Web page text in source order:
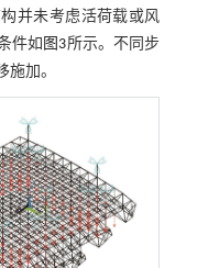
并未考虑活荷载或风
件如 图3所示。不同步
加。